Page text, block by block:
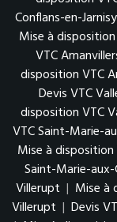
Conflans-en-Jarnisy
Mise à
VTC
disposition VTC
Devis VTC
disposition VTC
VTC Saint-Marie-
Mise à
Saint-Marie-aux-
Villerupt | Mise à
Villerupt | Devis